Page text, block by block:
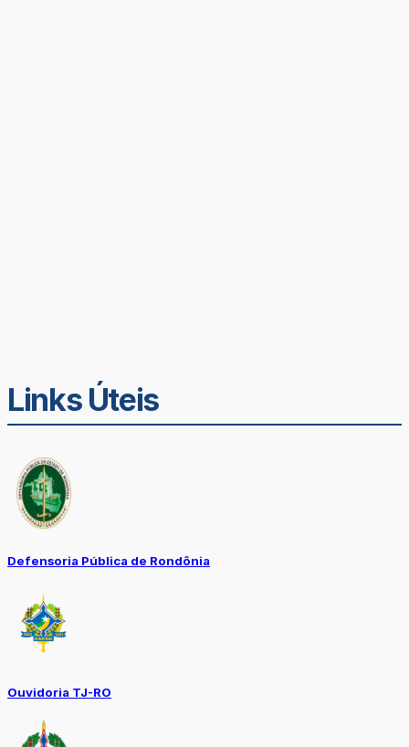
Links Úteis
Defensoria Pública de Rondônia
Ouvidoria TJ-RO